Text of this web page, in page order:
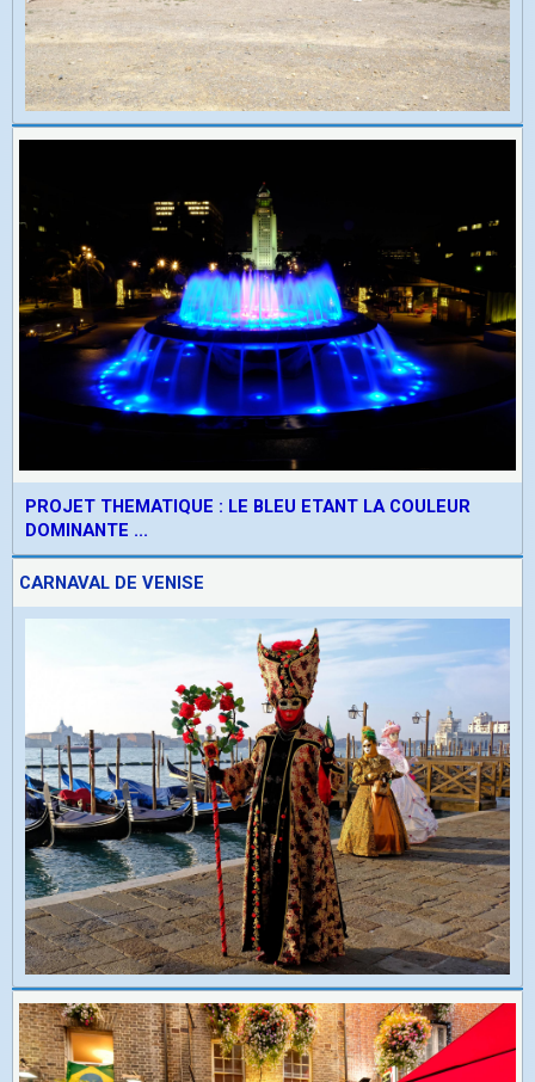
PROJET THEMATIQUE : LE BLEU ETANT LA COULEUR
DOMINANTE ...
CARNAVAL DE VENISE